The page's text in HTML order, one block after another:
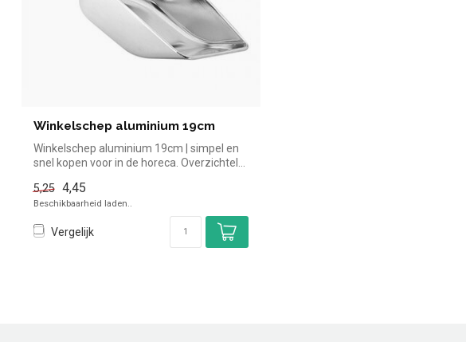
Winkelschep aluminium 19cm
Winkelschep aluminium 19cm | simpel en
snel kopen voor in de horeca. Overzichtel...
5,25 4,45
Beschikbaarheid laden..
Vergelijk